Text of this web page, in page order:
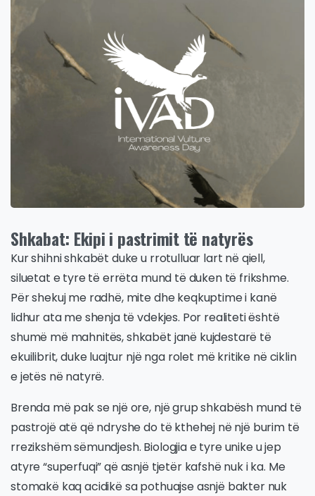
Shkabat: Ekipi i pastrimit të natyrës
Kur shihni shkabët duke u rrotulluar lart në qiell,
siluetat e tyre të errëta mund të duken të frikshme.
Për shekuj me radhë, mite dhe keqkuptime i kanë
lidhur ata me shenja të vdekjes. Por realiteti është
shumë më mahnitës, shkabët janë kujdestarë të
ekuilibrit, duke luajtur një nga rolet më kritike në ciklin
e jetës në natyrë.
Brenda më pak se një ore, një grup shkabësh mund të
pastrojë atë që ndryshe do të kthehej në një burim të
rrezikshëm sëmundjesh. Biologjia e tyre unike u jep
atyre “superfuqi” që asnjë tjetër kafshë nuk i ka. Me
stomakë kaq acidikë sa pothuajse asnjë bakter nuk